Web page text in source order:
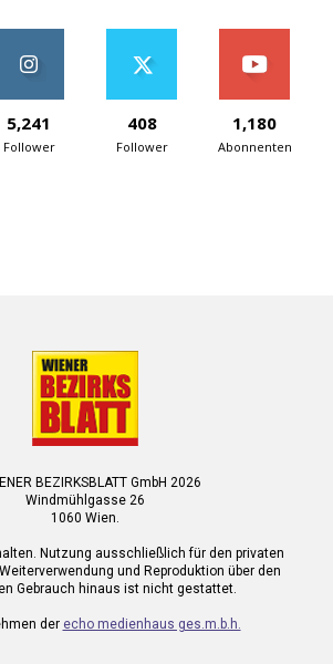
5,241
Follower
408
Follower
1,180
Abonnenten
BEZIRKSBLATT GmbH 2026
Windmühlgasse 26
1060 Wien.
Nutzung ausschließlich für den privaten
und Reproduktion über den
Gebrauch hinaus ist nicht gestattet.
der echo medienhaus ges.m.b.h.